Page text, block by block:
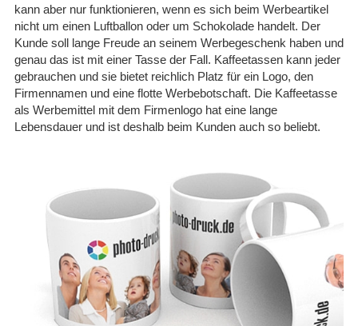
11.04.26 ▼
Nachdem zunächst keine
kam, wurde auf Nachfrage
schnell reagiert und die
Tassen kamen …
Bewegung gesetzt um kurz
vor Weihnachten noch
auszuliefern. Supergut. 5
29.12.25
Alles bestens. Schnelle
Bearbeitung und Versand.
kann aber nur funktionieren, wenn es sich beim Werbeartikel
nicht um einen Luftballon oder um Schokolade handelt. Der
Kunde soll lange Freude an seinem Werbegeschenk haben und
genau das ist mit einer Tasse der Fall. Kaffeetassen kann jeder
gebrauchen und sie bietet reichlich Platz für ein Logo, den
Firmennamen und eine flotte Werbebotschaft. Die Kaffeetasse
als Werbemittel mit dem Firmenlogo hat eine lange
Lebensdauer und ist deshalb beim Kunden auch so beliebt.